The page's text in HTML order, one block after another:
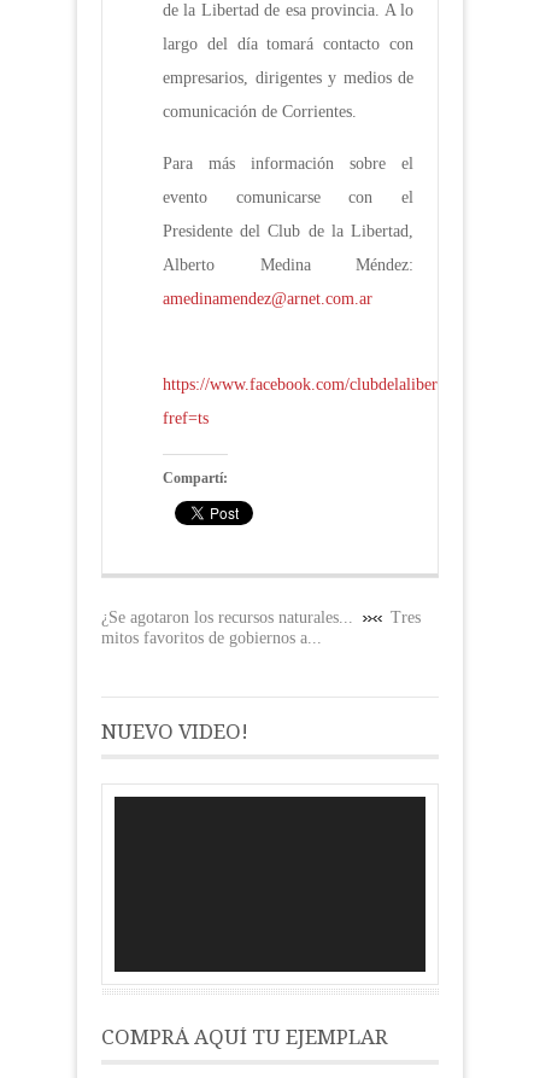
de la Libertad de esa provincia. A lo
largo del día tomará contacto con
empresarios, dirigentes y medios de
comunicación de Corrientes.
Para más información sobre el
evento comunicarse con el
Presidente del Club de la Libertad,
Alberto Medina Méndez:
amedinamendez@arnet.com.ar
https://www.facebook.com/clubdelalibertad?
fref=ts
Compartí:
¿Se agotaron los recursos naturales...
Tres
mitos favoritos de gobiernos a...
NUEVO VIDEO!
COMPRÁ AQUÍ TU EJEMPLAR